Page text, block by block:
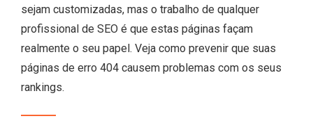
sejam customizadas, mas o trabalho de qualquer
profissional de SEO é que estas páginas façam
realmente o seu papel. Veja como prevenir que suas
páginas de erro 404 causem problemas com os seus
rankings.